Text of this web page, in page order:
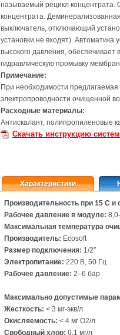
называемый рецикл концентрата.
концентрата.
выключатель, отключающий
установки не входят). Автоматика
высокого давления,
гидравлическую промывку
Примечание:
При необходимости
электропроводности очищенной
Расходные материалы:
Антискалант, полипропиленовые
Скачать инструкцию
Характеристики
Производительность при 15 С и
Рабочее давление в модуле:
Максимальная температура
Производитель: Ecosoft
Размер подключения: 1/2″
Электропитание: 220 В, 50 Гц
Рабочее давление: 2–6 бар
Максимально допустимые
Жесткость: < 3 мг-экв/л
Окисляемость: < 4 мг O2/л
Свободный хлор: 0,1 мг/л